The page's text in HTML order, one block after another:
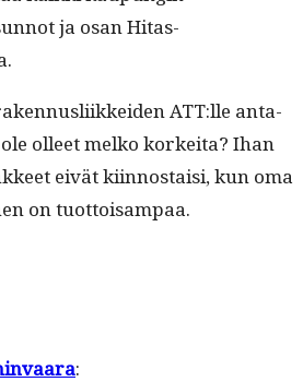
ja osan Hitas-
ATT:lle anta­
olleet melko korkei­ta? Ihan
eivät kiin­nos­taisi, kun oma
on tuottoisampaa.
: